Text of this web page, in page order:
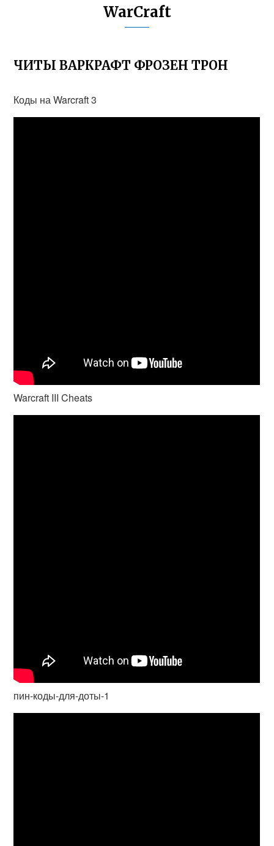
WarCraft
ЧИТЫ ВАРКРАФТ ФРОЗЕН ТРОН
Коды на Warcraft 3
Warcraft III Cheats
пин-коды-для-доты-1